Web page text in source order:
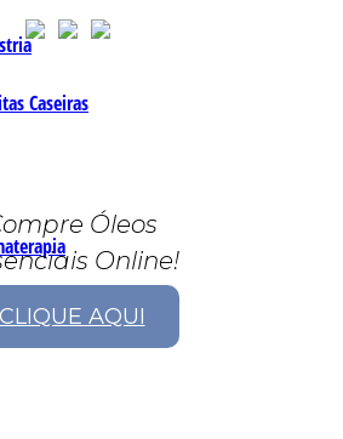
Caseiras
Caseiras
Óleos
Online!
CLIQUE AQUI